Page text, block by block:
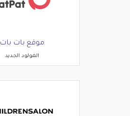
موقع بات بات
المولود الجديد